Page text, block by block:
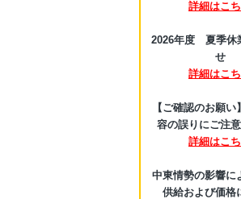
詳細はこ
2026年度 夏季休
せ
詳細はこ
【ご確認のお願い
容の誤りにご注
詳細はこ
中東情勢の影響に
供給および価格